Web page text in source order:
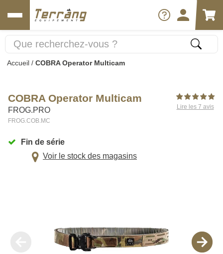
Accueil / COBRA Operator Multicam
COBRA Operator Multicam
FROG.PRO
FROG.COB.MC
Lire les 7 avis
Fin de série
Voir le stock des magasins